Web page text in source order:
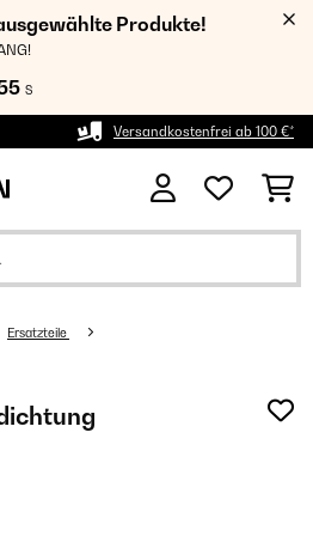
Produkte!
S
Versandkostenfrei ab 100 €*
Ersatzteile